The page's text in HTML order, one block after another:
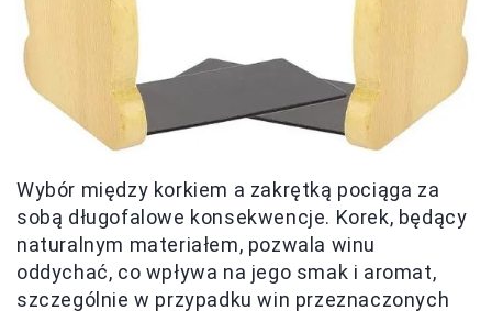
Wybór między korkiem a zakrętką pociąga za
sobą długofalowe konsekwencje. Korek, będący
naturalnym materiałem, pozwala winu
oddychać, co wpływa na jego smak i aromat,
szczególnie w przypadku win przeznaczonych